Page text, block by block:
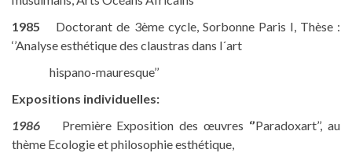
1985 Doctorant de 3ème cycle, Sorbonne Paris I, Thèse :
‘’Analyse esthétique des claustras dans l´art
hispano-mauresque’’
Expositions individuelles:
1986 Première Exposition des œuvres ‘’Paradoxart’’, au
thème Ecologie et philosophie esthétique,